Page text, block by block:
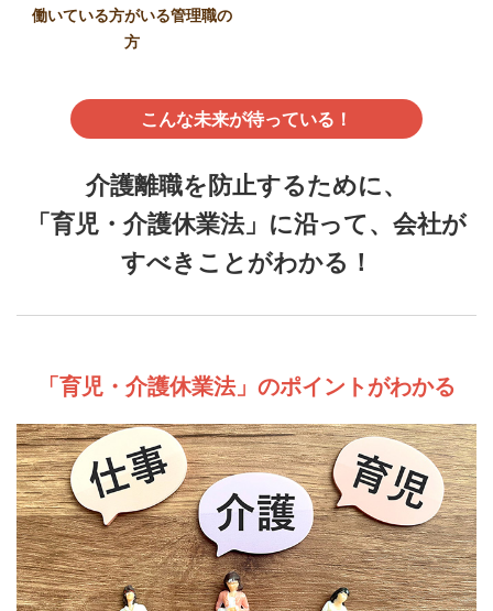
働いている方がいる管理職の
方
こんな未来が待っている！
介護離職を防止するために、
「育児・介護休業法」に沿って、会社が
すべきことがわかる！
「育児・介護休業法」のポイントがわかる